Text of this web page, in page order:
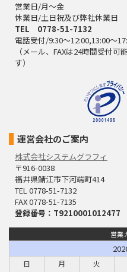
営業日/月～金
休業日/土日祝及び弊社休業日
TEL 0778-51-7132
電話受付/9:30～12:00,13:00～
（メール、FAXは24時間受付
す）
運営会社のご案内
株式会社システムグラフィ
〒916-0038
福井県鯖江市下河端町414
TEL 0778-51-7132
FAX 0778-51-7135
登録番号：T9210001012477
営業
日 月 火